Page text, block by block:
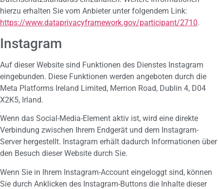
hierzu erhalten Sie vom Anbieter unter folgendem Link:
https://www.dataprivacyframework.gov/participant/2710.
Instagram
Auf dieser Website sind Funktionen des Dienstes Instagram
eingebunden. Diese Funktionen werden angeboten durch die
Meta Platforms Ireland Limited, Merrion Road, Dublin 4, D04
X2K5, Irland.
Wenn das Social-Media-Element aktiv ist, wird eine direkte
Verbindung zwischen Ihrem Endgerät und dem Instagram-
Server hergestellt. Instagram erhält dadurch Informationen über
den Besuch dieser Website durch Sie.
Wenn Sie in Ihrem Instagram-Account eingeloggt sind, können
Sie durch Anklicken des Instagram-Buttons die Inhalte dieser